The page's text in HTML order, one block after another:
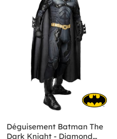
Déguisement Batman The
Dark Knight - Diamond